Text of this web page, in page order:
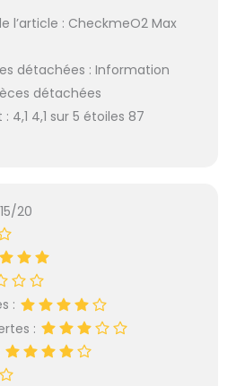
l’article : CheckmeO2 Max
détachées : Information
détachées
4,1 sur 5 étoiles 87
20
:
: